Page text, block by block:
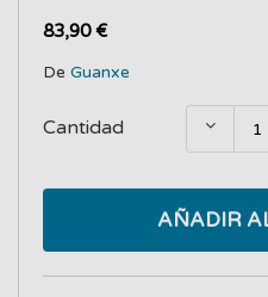
83,90 €
De Guanxe
Cantidad
AÑADIR